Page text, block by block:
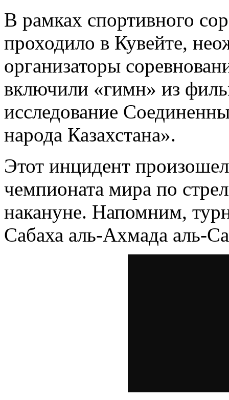
В рамках спортивного
проходило в Кувейте,
организаторы
включили «гимн» из
исследование
народа Казахстана».
Этот инцидент
чемпионата мира по
накануне. Напомним,
Сабаха аль-Ахмада аль-